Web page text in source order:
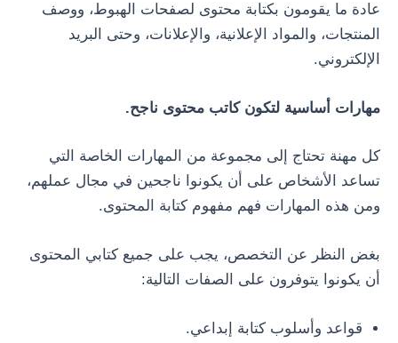
عادة ما يقومون بكتابة محتوى لصفحات الهبوط، ووصف
المنتجات، والمواد الإعلانية، والإعلانات، وحتى البريد
الإلكتروني.
مهارات أساسية لتكون كاتب محتوى ناجح.
كل مهنة تحتاج إلى مجموعة من المهارات الخاصة التي
تساعد الأشخاص على أن يكونوا ناجحين في مجال عملهم،
ومن هذه المهارات فهم مفهوم كتابة المحتوى.
بغض النظر عن التخصص، يجب على جميع كتابي المحتوى
أن يكونوا يتوفرون على الصفات التالية:
قواعد وأسلوب كتابة إبداعي.